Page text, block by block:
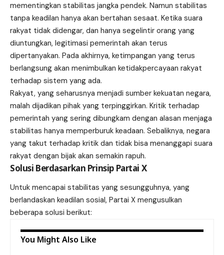
mementingkan stabilitas jangka pendek. Namun stabilitas
tanpa keadilan hanya akan bertahan sesaat. Ketika suara
rakyat tidak didengar, dan hanya segelintir orang yang
diuntungkan, legitimasi pemerintah akan terus
dipertanyakan. Pada akhirnya, ketimpangan yang terus
berlangsung akan menimbulkan ketidakpercayaan rakyat
terhadap sistem yang ada.
Rakyat, yang seharusnya menjadi sumber kekuatan negara,
malah dijadikan pihak yang terpinggirkan. Kritik terhadap
pemerintah yang sering dibungkam dengan alasan menjaga
stabilitas hanya memperburuk keadaan. Sebaliknya, negara
yang takut terhadap kritik dan tidak bisa menanggapi suara
rakyat dengan bijak akan semakin rapuh.
Solusi Berdasarkan Prinsip Partai X
Untuk mencapai stabilitas yang sesungguhnya, yang
berlandaskan keadilan sosial, Partai X mengusulkan
beberapa solusi berikut:
You Might Also Like